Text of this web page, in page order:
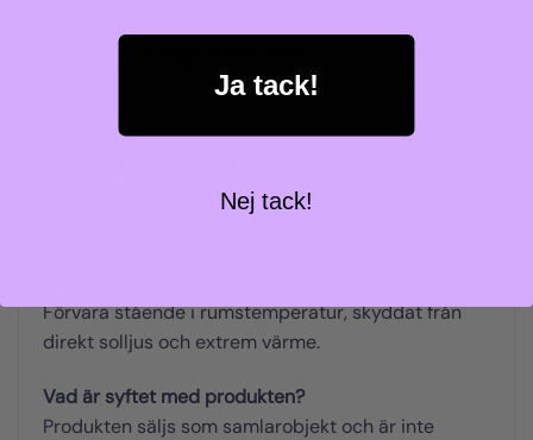
THCX Vape 0.5ml 19% är en förfylld vape med
Ja, innehållet är analyserat av tredjepartslabb för
Förvara stående i rumstemperatur, skyddat från
direkt solljus och extrem värme.
Vad är syftet med produkten?
Produkten säljs som samlarobjekt och är inte
Ja tack!
Nej tack!